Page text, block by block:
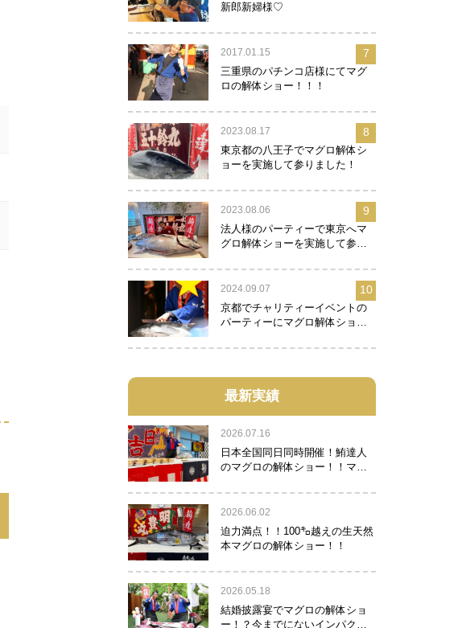
新郎新婦様♡
2017.01.15
三重県のパチンコ店様にてマグ
ロの解体ショー！！！
7
2023.08.17
東京都の八王子でマグロ解体シ
ョーを実施して参りました！
8
2023.08.06
法人様のパーティーで東京へマ
グロ解体ショーを実施して参り
9
2024.09.07
京都でチャリティーイベントの
パーティーにマグロ解体ショー
10
最新実績
2026.07.16
日本全国同日同時開催！鮪達人
のマグロの解体ショー！！マグ
2026.06.02
迫力満点！！100㌔越えの生天然
本マグロの解体ショー！！
2026.05.18
結婚披露宴でマグロの解体ショ
ー！？今までにないインパクト